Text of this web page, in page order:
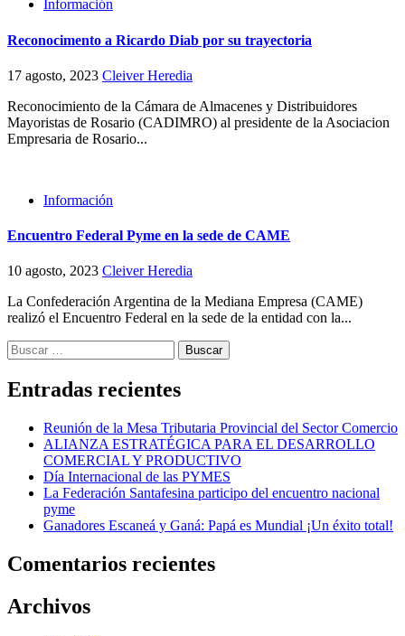
Información
Reconocimento a Ricardo Diab por su trayectoria
17 agosto, 2023 Cleiver Heredia
Reconocimiento de la Cámara de Almacenes y Distribuidores
Mayoristas de Rosario (CADIMRO) al presidente de la Asociacion
Empresaria de Rosario...
Información
Encuentro Federal Pyme en la sede de CAME
10 agosto, 2023 Cleiver Heredia
La Confederación Argentina de la Mediana Empresa (CAME)
realizó el Encuentro Federal en la sede de la entidad con la...
Buscar:
Entradas recientes
Reunión de la Mesa Tributaria Provincial del Sector Comercio
ALIANZA ESTRATÉGICA PARA EL DESARROLLO
COMERCIAL Y PRODUCTIVO
Día Internacional de las PYMES
La Federación Santafesina participo del encuentro nacional
pyme
Ganadores Escaneá y Ganá: Papá es Mundial ¡Un éxito total!
Comentarios recientes
Archivos